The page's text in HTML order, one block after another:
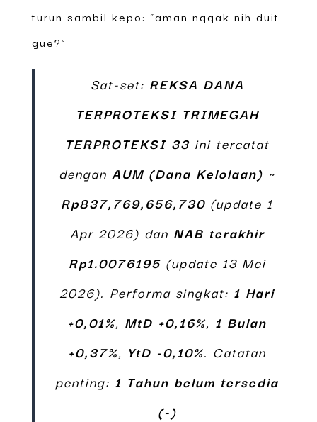
turun sambil kepo: “aman nggak nih duit
gue?”
Sat-set: REKSA DANA
TERPROTEKSI TRIMEGAH
TERPROTEKSI 33ini tercatat
dengan AUM (Dana Kelolaan) ~
Rp837,769,656,730 (update 1
Apr 2026) dan NAB terakhir
Rp1.0076195(update 13 Mei
2026). Performa singkat: 1 Hari
+0,01%, MtD +0,16%, 1 Bulan
+0,37%, YtD -0,10%. Catatan
penting: 1 Tahun belum tersedia
(-)